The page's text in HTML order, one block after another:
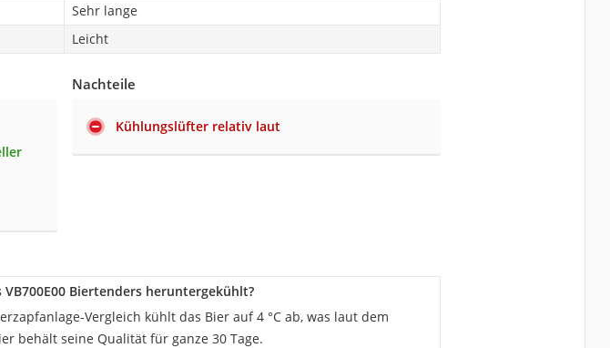
Sehr lange
Leicht
Nachteile
Kühlungslüfter relativ laut
Biertenders heruntergekühlt?
Vergleich kühlt das Bier auf 4 °C ab, was laut dem
behält seine Qualität für ganze 30 Tage.